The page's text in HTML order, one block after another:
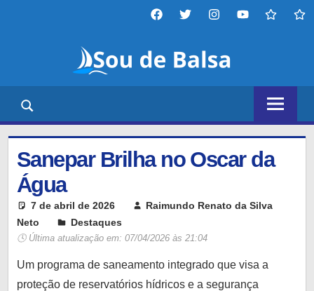
FacebooktwitterinstagramYouTubetiktok
Balsa
de
notícias,
entretenimento,
tecnologia
diversos
outros
temas,
objetivo
é
Sanepar Brilha no Oscar da
Água
7 de abril de 2026
Raimundo Renato da Silva
Neto
Destaques
🕓 Última atualização em: 07/04/2026 às 21:04
Um programa de saneamento integrado que visa a
proteção de reservatórios hídricos e a segurança